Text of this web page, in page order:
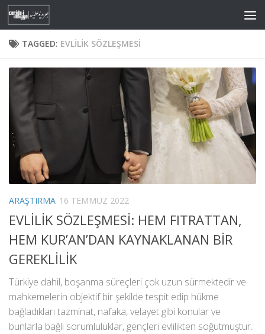
Skip to content
TAGGED: EVLILIK SÖZLEŞMESI
ARAŞTIRMA 16 TEMMUZ 2022
EVLİLİK SÖZLEŞMESİ: HEM FITRATTAN,
HEM KUR’AN’DAN KAYNAKLANAN BİR
GEREKLİLİK
Türkiye dahil, boşanma süreçleri çok uzun sürmektedir ve
mahkemelerin objektif bir şekilde tespit edip hükme
bağladıkları tazminat, nafaka, velayet gibi konular ve
bunlarla bağlı sorumluluklar, gençleri evlilikten soğutmuştur.